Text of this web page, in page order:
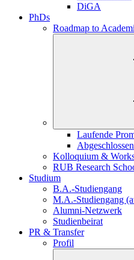
DiGA
PhDs
Roadmap to
Laufende
Kolloquium &
RUB Research
Studium
B.A.-Studiengang
M.A.-Studiengang
Alumni-Netzwerk
Studienbeirat
PR & Transfer
Profil